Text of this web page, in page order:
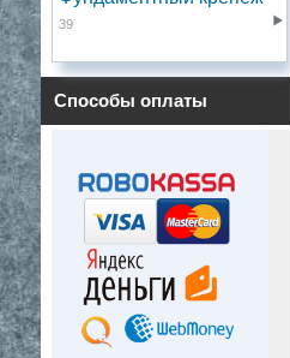
39
Способы оплаты